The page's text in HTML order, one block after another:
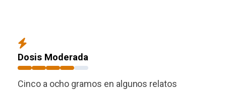
Dosis Moderada
Cinco a ocho gramos en algunos relatos